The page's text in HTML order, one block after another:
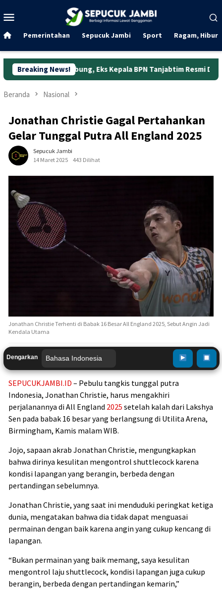
ke
Mobile
Pemerintahan Sepucuk Jambi Sport Ragam,
Breaking News!
Eks Kepala BPN Tanjabtim Resmi Ditahan Dunia
Beranda Nasional
Jonathan Christie Gagal Pertahankan
Gelar Tunggal Putra All England 2025
Sepucuk Jambi
14 Maret 2025
443 Dilihat
Jonathan Christie Terhenti di Babak 16 Besar All England 2025, Sebut Angin Jadi
Kendala Utama
Dengarkan
SEPUCUKJAMBI.ID – Pebulu tangkis tunggal putra
Indonesia, Jonathan Christie, harus mengakhiri
perjalanannya di All England 2025 setelah kalah dari Lakshya
Sen pada babak 16 besar yang berlangsung di Utilita Arena,
Birmingham, Kamis malam WIB.
Jojo, sapaan akrab Jonathan Christie, mengungkapkan
bahwa dirinya kesulitan mengontrol shuttlecock karena
kondisi lapangan yang berangin, berbeda dengan
pertandingan sebelumnya.
Jonathan Christie, yang saat ini menduduki peringkat ketiga
dunia, mengatakan bahwa dia tidak dapat menguasai
permainan dengan baik karena angin yang cukup kencang di
lapangan.
“Bukan permainan yang baik memang, saya kesulitan
mengontrol laju shuttlecock, kondisi lapangan juga cukup
berangin, berbeda dengan pertandingan kemarin,”